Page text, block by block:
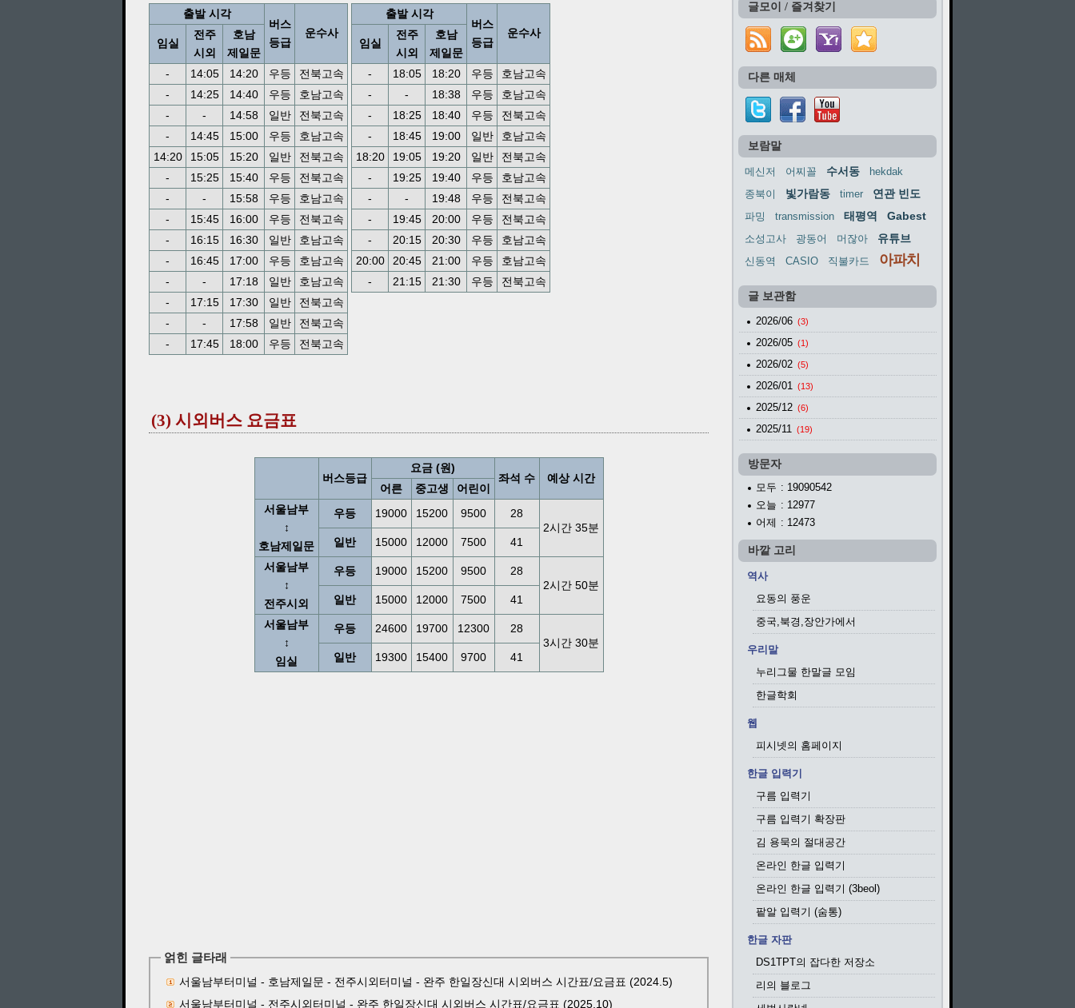
출발 시각
버스
등급
운수사
임실
전주
시외
호남
제일문
-
14:05 14:20 우등
전북고속
-
14:25 14:40 우등
호남고속
-
- 14:58 일반
전북고속
-
14:45 15:00 우등
호남고속
14:20
15:05 15:20 일반
전북고속
-
15:25 15:40 우등
전북고속
-
- 15:58 우등
호남고속
-
15:45 16:00 우등
전북고속
-
16:15 16:30 일반
호남고속
-
16:45 17:00 우등
호남고속
-
- 17:18 일반
호남고속
-
17:15 17:30 일반
전북고속
-
- 17:58 일반
전북고속
-
17:45 18:00 우등 전북고속
출발 시각
버스
등급
운수사
임실
전주
시외
호남
제일문
-
18:05 18:20 우등
호남고속
-
- 18:38 우등
호남고속
-
18:25 18:40 우등
전북고속
-
18:45 19:00 일반
호남고속
18:20
19:05 19:20 일반
전북고속
-
19:25 19:40 우등
호남고속
-
- 19:48 우등
전북고속
-
19:45 20:00 우등
전북고속
-
20:15 20:30 우등
호남고속
20:00
20:45 21:00 우등
호남고속
-
21:15 21:30 우등 전북고속
(3) 시외버스 요금표
버스등급
요금 (원)
좌석 수
예상 시간
어른
중고생
어린이
서울남부
↕
호남제일문
우등 19000 15200 9500
28
2시간 35분
일반
15000 12000 7500
41
서울남부
↕
전주시외
우등 19000 15200 9500
28
2시간 50분
일반
15000 12000 7500
41
서울남부
↕
임실
우등 24600 19700 12300
28
3시간 30분
일반
19300 15400 9700 41
얽힌 글타래
서울남부터미널 - 호남제일문 - 전주시외터미널 - 완주 한일장신대 시외버스 시간표/요금표 (2024.5)
서울남부터미널 - 전주시외터미널 - 완주 한일장신대 시외버스 시간표/요금표 (2025.10)
글모이 / 즐겨찾기
다른 매체
보람말
메신저 어찌꼴 수서동
hekdak
종북이
빛가람동 timer 연관 빈도
파밍 transmission 태평역 Gabest
소성고사 광동어 머잖아 유튜브
신동역 CASIO 직불카드 아파치
글 보관함
2026/06 (3)
2026/05 (1)
2026/02 (5)
2026/01 (13)
2025/12 (6)
2025/11 (19)
방문자
모두 : 19090542
오늘 : 12977
어제 : 12473
바깥 고리
역사
요동의 풍운
중국,북경,장안가에서
우리말
누리그물 한말글 모임
한글학회
웹
피시넷의 홈페이지
한글 입력기
구름 입력기
구름 입력기 확장판
김 용묵의 절대공간
온라인 한글 입력기
온라인 한글 입력기 (3beol)
팥알 입력기 (숨통)
한글 자판
DS1TPT의 잡다한 저장소
리의 블로그